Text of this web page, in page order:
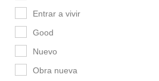
Entrar a vivir
Good
Nuevo
Obra nueva